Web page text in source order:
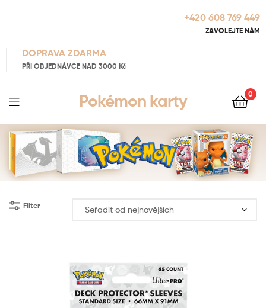
+420 608 769 449
ZAVOLEJTE NÁM
DOPRAVA ZDARMA
PŘI OBJEDNÁVCE NAD 3000 Kč
Pokémon karty 0
Filter